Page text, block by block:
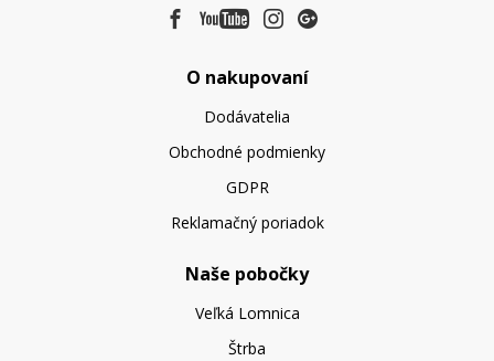
O nakupovaní
Dodávatelia
Obchodné podmienky
GDPR
Reklamačný poriadok
Naše pobočky
Veľká Lomnica
Štrba